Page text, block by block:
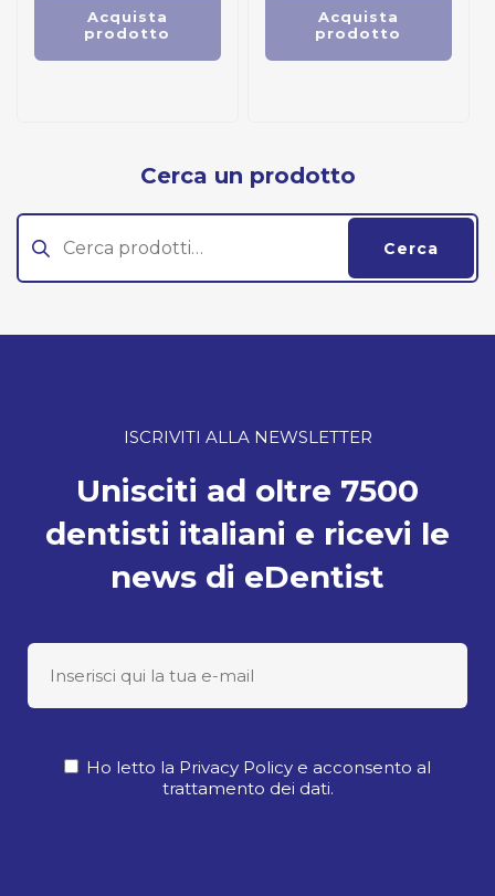
Acquista
prodotto
Acquista
prodotto
Cerca un prodotto
Cerca:
Cerca
ISCRIVITI ALLA NEWSLETTER
Unisciti ad oltre 7500
dentisti italiani e ricevi le
news di eDentist
Ho letto la Privacy Policy e acconsento al
trattamento dei dati.